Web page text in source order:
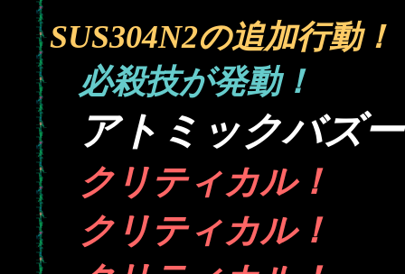
SUS304N2の追加行動！
必殺技が発動！
アトミックバズ
クリティカル！
クリティカル！